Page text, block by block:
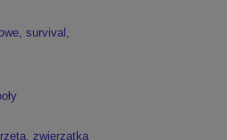
survival,
zwierzątka